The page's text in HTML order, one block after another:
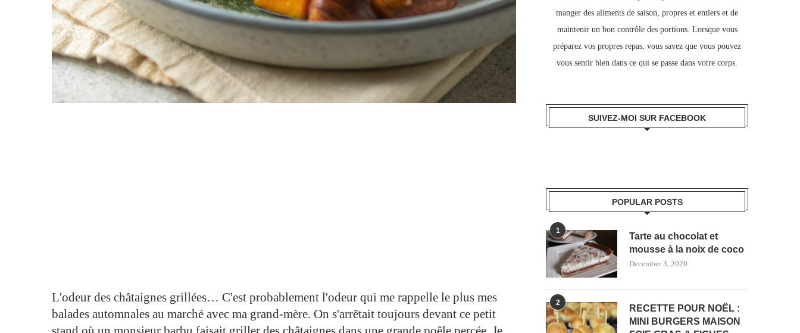
L'odeur des châtaignes grillées… C'est probablement l'odeur qui me rappelle le plus mes
balades automnales au marché avec ma grand-mère. On s'arrêtait toujours devant ce petit
manger des aliments de saison, propres et entiers et de
maintenir un bon contrôle des portions. Lorsque vous
préparez vos propres repas, vous savez que vous pouvez
vous sentir bien dans ce qui se passe dans votre corps.
SUIVEZ-MOI SUR FACEBOOK
POPULAR POSTS
1
Tarte au chocolat et
mousse à la noix de coco
December 3, 2020
2
RECETTE POUR NOËL :
MINI BURGERS MAISON